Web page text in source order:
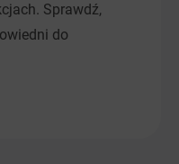
Sprawdź,
do